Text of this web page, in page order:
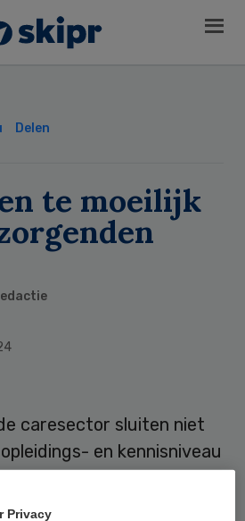
Delen
te moeilijk
caresector sluiten niet
en kennisniveau
moeten ze
Privacy